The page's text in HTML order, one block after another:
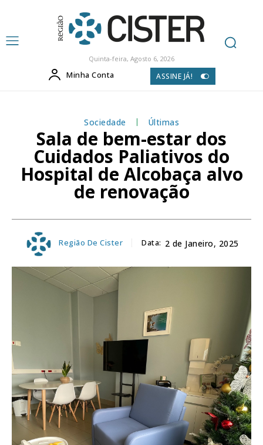
Quinta-feira, Agosto 6, 2026
Minha Conta ASSINE JÁ!
Sociedade Últimas
Sala de bem-estar dos
Cuidados Paliativos do
Hospital de Alcobaça alvo
de renovação
Região De Cister Data: 2 de Janeiro, 2025